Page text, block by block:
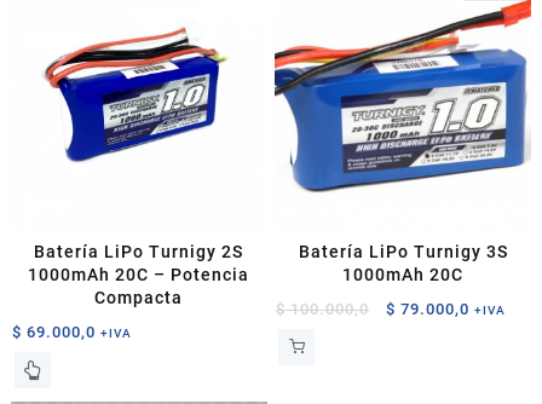
Batería LiPo Turnigy 2S
1000mAh 20C – Potencia
Compacta
$ 69.000,0 +IVA
Batería LiPo Turnigy 3S
1000mAh 20C
$100.000,0
El
$ 79.000,0 El
+IVA